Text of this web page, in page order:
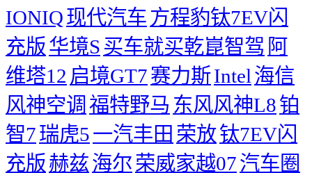
IONIQ现代汽车 方程豹钛7EV闪
充版华境S 买车就买乾崑智驾 阿
维塔12 启境GT7赛力斯Intel 海信
风神空调 福特野马 东风风神L8铂
智7瑞虎5一汽丰田 荣放钛7EV闪
充版赫兹海尔荣威家越07汽车圈